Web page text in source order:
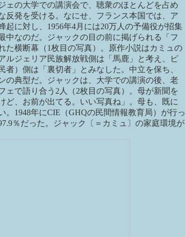
ェの大学での講演会で、聴衆のほとんどを占め
反発を受ける。なにせ、フランス本国では、ア
起に対し、1956年4月には20万人の予備役が招集
中なのだ。ジャックの目の前に掲げられる「フ
た横断幕（1枚目の写真）。原作小説はカミュの
ルジェリア民族解放戦側は「馬鹿」と考え、ピ
者）側は「裏切者」とみなした。中立を保ち、
の典型だ。ジャックは、大学での講演の後、老
ェで語り合う2人（2枚目の写真）。母が新聞を
ど、お前が出てる。いい写真ね」。母も、既に
。1948年にCIE（GHQの民間情報教育局）が行っ
％だった。ジャック〔＝カミュ〕の家庭環境が